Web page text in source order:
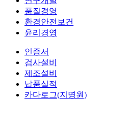
품질경영
환경안전보건
윤리경영
인증서
검사설비
제조설비
납품실적
카다로그(지명원)